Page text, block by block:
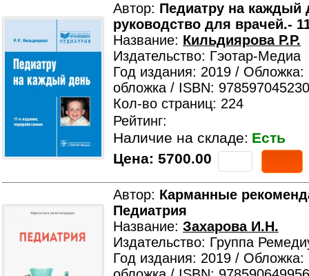
Автор: Педиатру на каждый
руководство для врачей.-
Название: Кильдиярова Р.Р.
Издательство: Гэотар-Медиа
Год издания: 2019 / Обложка:
обложка / ISBN:
Кол-во страниц: 224
Рейтинг:
Наличие на складе: Есть
Цена: 5700.00
Автор: Карманные
Педиатрия
Название: Захарова И.Н.
Издательство: Группа
Год издания: 2019 / Обложка: